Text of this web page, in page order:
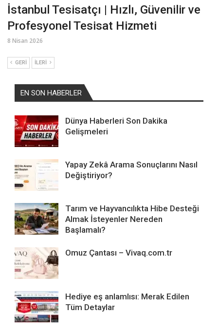
İstanbul Tesisatçı | Hızlı, Güvenilir ve
Profesyonel Tesisat Hizmeti
8 Nisan 2026
GERI İLERI
EN SON HABERLER
Dünya Haberleri Son Dakika
Gelişmeleri
Yapay Zekâ Arama Sonuçlarını Nasıl
Değiştiriyor?
Tarım ve Hayvancılıkta Hibe Desteği
Almak İsteyenler Nereden
Başlamalı?
Omuz Çantası – Vivaq.com.tr
Hediye eş anlamlısı: Merak Edilen
Tüm Detaylar